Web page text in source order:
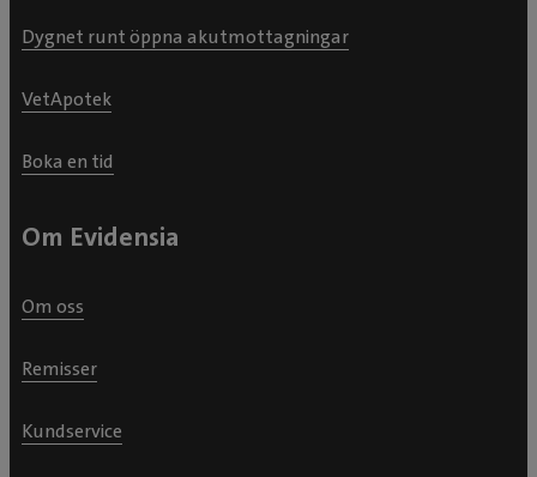
Dygnet runt öppna akutmottagningar
VetApotek
Boka en tid
Om Evidensia
Om oss
Remisser
Kundservice